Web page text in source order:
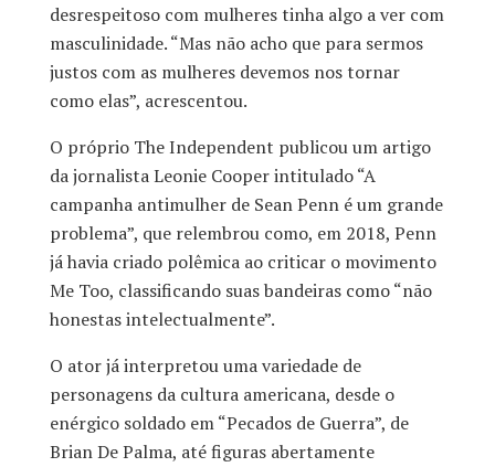
desrespeitoso com mulheres tinha algo a ver com
masculinidade. “Mas não acho que para sermos
justos com as mulheres devemos nos tornar
como elas”, acrescentou.
O próprio The Independent publicou um artigo
da jornalista Leonie Cooper intitulado “A
campanha antimulher de Sean Penn é um grande
problema”, que relembrou como, em 2018, Penn
já havia criado polêmica ao criticar o movimento
Me Too, classificando suas bandeiras como “não
honestas intelectualmente”.
O ator já interpretou uma variedade de
personagens da cultura americana, desde o
enérgico soldado em “Pecados de Guerra”, de
Brian De Palma, até figuras abertamente